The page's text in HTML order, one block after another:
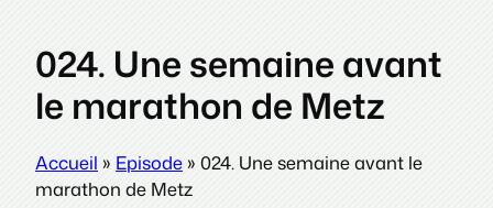
024. Une semaine avant
le marathon de Metz
Accueil » Episode » 024. Une semaine avant le
marathon de Metz